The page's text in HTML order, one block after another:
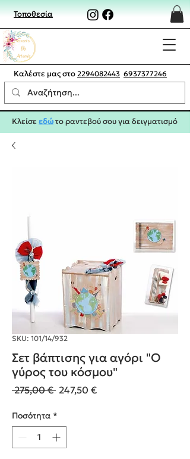
Τοποθεσία
Καλέστε μας στο 2294082443 6937377246
Κλείσεεδώτο ραντεβού σου για δειγματισμό
SKU: 101/14/932
Σετ βάπτισης για αγόρι "Ο
γύρος του κόσμου"
275,00 € Κανονική
247,50 €Τιμή
Ποσότητα *